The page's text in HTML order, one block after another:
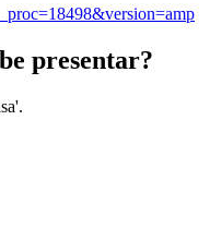
presentar?